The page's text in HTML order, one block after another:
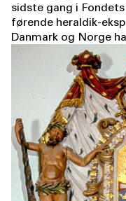
sidste gang i
førende heraldik-
Danmark og Norge